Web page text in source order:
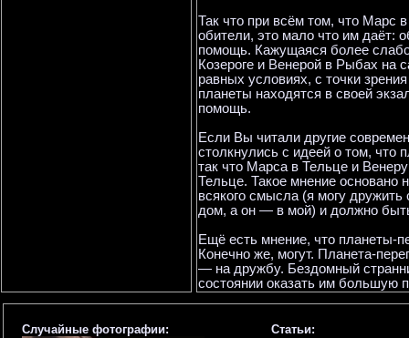
Так что при всём том, что Марс
обители, это мало что им даёт:
помощь. Кажущаяся более
Козероге и Венерой в Рыбах на
равных условиях, с точки
планеты находятся в своей
помощь.
Если Вы читали другие
столкнулись с идеей о том, что
так что Марса в Тельце и
Тельце. Такое мнение
всякого смысла (я могу
дом, а он — в мой) и должно
Ещё есть мнение, что планеты-
Конечно же, могут. Планета-
— на дружбу. Бездомный
состоянии оказать им большую
Случайные фотографии: Статьи: